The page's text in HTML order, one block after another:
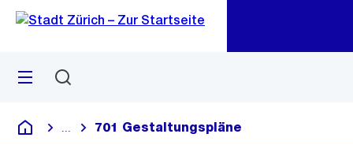
Navigation
Sprunglink
Menü
Deutsch
Blende alle Breadcrumbs ein
701 Gestaltungspläne